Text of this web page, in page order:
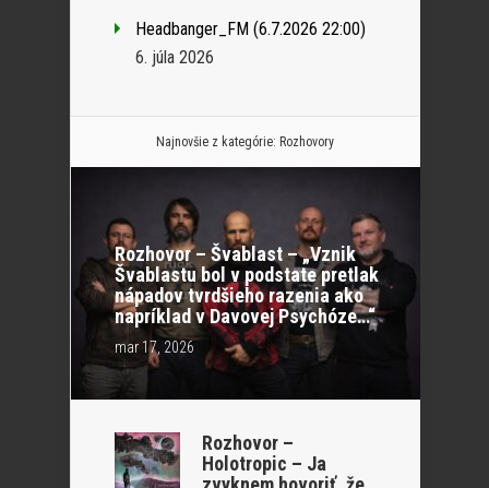
Headbanger_FM (6.7.2026 22:00)
6. júla 2026
Najnovšie z kategórie: Rozhovory
Rozhovor – Švablast – „Vznik
Švablastu bol v podstate pretlak
nápadov tvrdšieho razenia ako
napríklad v Davovej Psychóze…“
mar 17, 2026
Rozhovor –
Holotropic – Ja